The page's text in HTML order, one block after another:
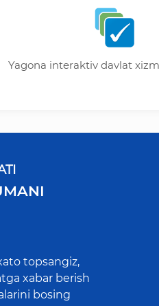
interaktiv davlat xizmatlari
topsangiz,
xabar berish
bosing